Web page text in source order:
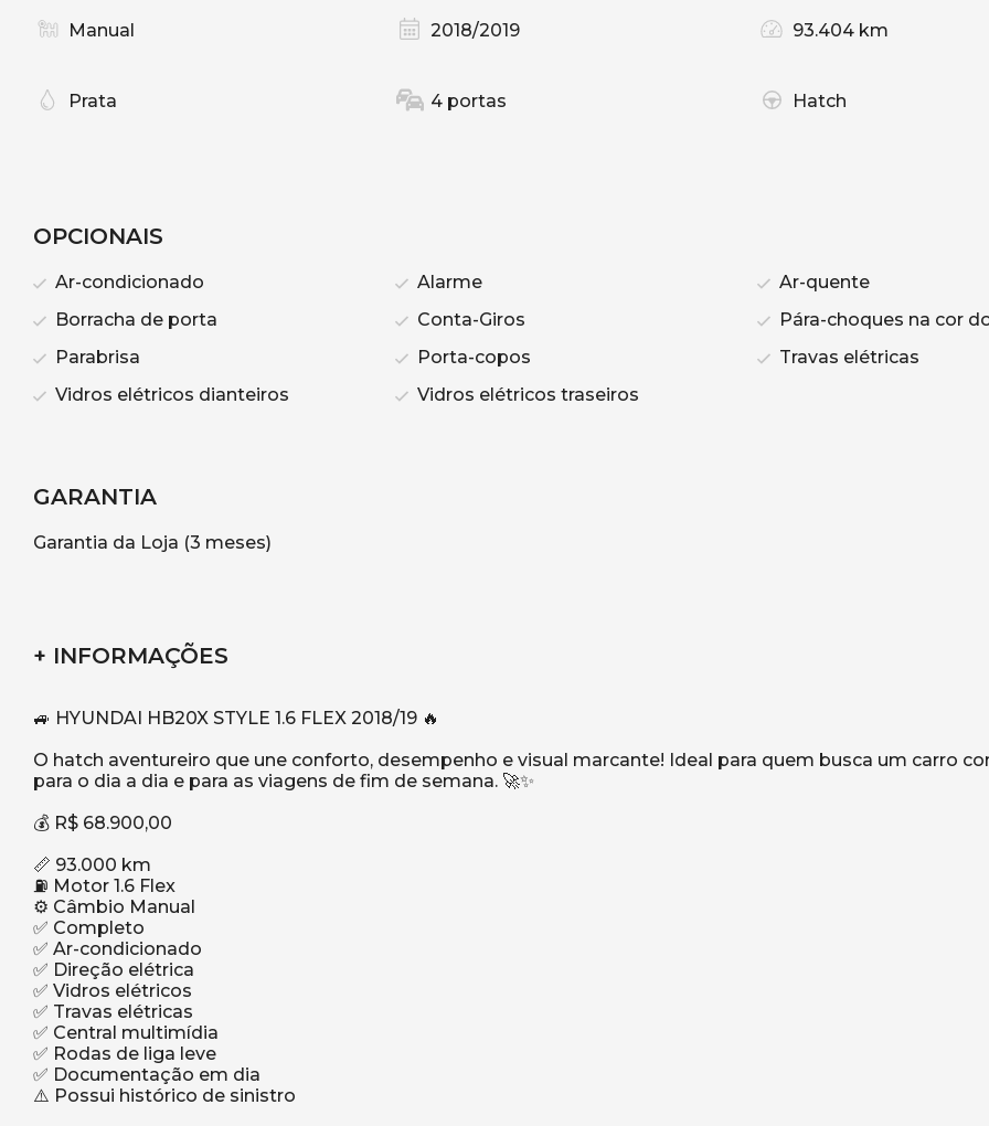
Manual 2018/2019 93.404 km
Prata 4 portas Hatch
OPCIONAIS
Ar-condicionado Alarme
Ar-quente
Borracha de porta
Conta-Giros
Pára-choques na cor
Parabrisa
Porta-copos
Travas elétricas
Vidros elétricos dianteiros
Vidros elétricos traseiros
GARANTIA
Garantia da Loja (3 meses)
+ INFORMAÇÕES
🚙 HYUNDAI HB20X STYLE 1.6 FLEX 2018/19 🔥
O hatch aventureiro que une conforto, desempenho e visual marcante! Ideal para quem busca um carro
para o dia a dia e para as viagens de fim de semana. 🚀✨
💰 R$ 68.900,00
📏 93.000 km
⛽ Motor 1.6 Flex
⚙️ Câmbio Manual
✅ Completo
✅ Ar-condicionado
✅ Direção elétrica
✅ Vidros elétricos
✅ Travas elétricas
✅ Central multimídia
✅ Rodas de liga leve
✅ Documentação em dia
⚠️ Possui histórico de sinistro